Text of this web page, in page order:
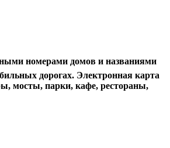
номерами домов и названиями
дорогах. Электронная карта
мосты, парки, кафе, рестораны,